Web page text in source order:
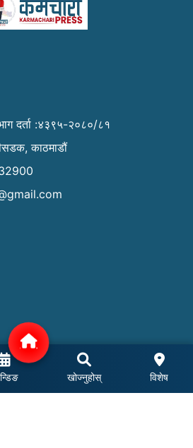
दर्ता :४३९५-२०८०/८१
काठमाडौं
खोज्नुहोस् विशेष